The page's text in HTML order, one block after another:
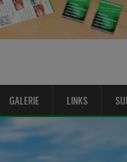
GALERIE LINKS